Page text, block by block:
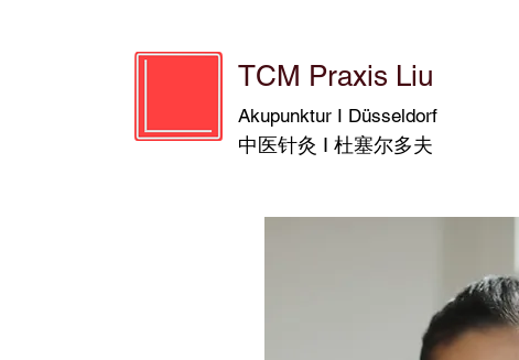
TCM Praxis Liu
Akupunktur I Düsseldorf
中医针灸 I 杜塞尔多夫